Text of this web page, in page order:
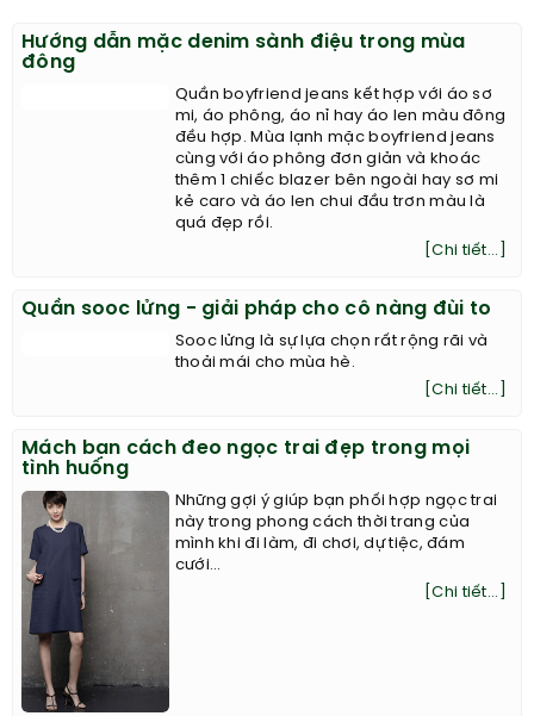
Hướng dẫn mặc denim sành điệu trong mùa
đông
Quần boyfriend jeans kết hợp với áo sơ
mi, áo phông, áo nỉ hay áo len màu đông
đều hợp. Mùa lạnh mặc boyfriend jeans
cùng với áo phông đơn giản và khoác
thêm 1 chiếc blazer bên ngoài hay sơ mi
kẻ caro và áo len chui đầu trơn màu là
quá đẹp rồi.
[Chi tiết...]
Quần sooc lửng - giải pháp cho cô nàng đùi to
Sooc lửng là sự lựa chọn rất rộng rãi và
Mách bạn cách đeo ngọc trai đẹp trong mọi
tình huống